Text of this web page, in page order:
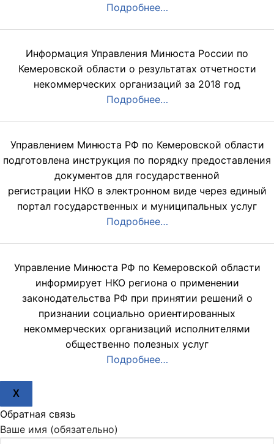
Подробнее…
Информация Управления Минюста России по
Кемеровской области о результатах отчетности
некоммерческих организаций за 2018 год
Подробнее…
Управлением Минюста РФ по Кемеровской области
подготовлена инструкция по порядку предоставления
документов для государственной
регистрации НКО в электронном виде через единый
портал государственных и муниципальных услуг
Подробнее…
Управление Минюста РФ по Кемеровской области
информирует НКО региона о применении
законодательства РФ при принятии решений о
признании социально ориентированных
некоммерческих организаций исполнителями
общественно полезных услуг
Подробнее…
X
Обратная связь
Ваше имя (обязательно)